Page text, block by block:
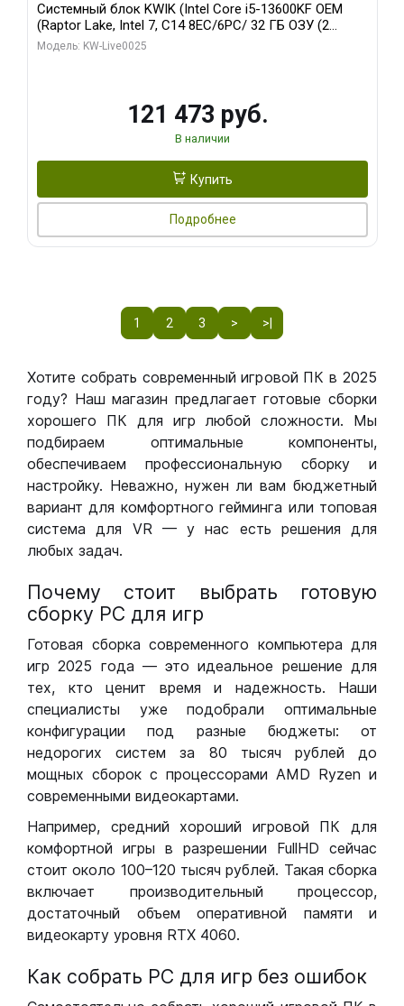
Системный блок KWIK (Intel Core i5-13600KF OEM
(Raptor Lake, Intel 7, C14 8EC/6PC/ 32 ГБ ОЗУ (2
модуля)/ Gigabyte RTX5060 WINDFORCE OC 8GB
Модель: KW-Live0025
121 473 руб.
В наличии
Купить
Подробнее
1 2 3 > >|
Хотите собрать современный игровой ПК в 2025
году? Наш магазин предлагает готовые сборки
хорошего ПК для игр любой сложности. Мы
подбираем оптимальные компоненты,
обеспечиваем профессиональную сборку и
настройку. Неважно, нужен ли вам бюджетный
вариант для комфортного гейминга или топовая
система для VR — у нас есть решения для
любых задач.
Почему стоит выбрать готовую
сборку РС для игр
Готовая сборка современного компьютера для
игр 2025 года — это идеальное решение для
тех, кто ценит время и надежность. Наши
специалисты уже подобрали оптимальные
конфигурации под разные бюджеты: от
недорогих систем за 80 тысяч рублей до
мощных сборок с процессорами AMD Ryzen и
современными видеокартами.
Например, средний хороший игровой ПК для
комфортной игры в разрешении FullHD сейчас
стоит около 100–120 тысяч рублей. Такая сборка
включает производительный процессор,
достаточный объем оперативной памяти и
видеокарту уровня RTX 4060.
Как собрать РС для игр без ошибок